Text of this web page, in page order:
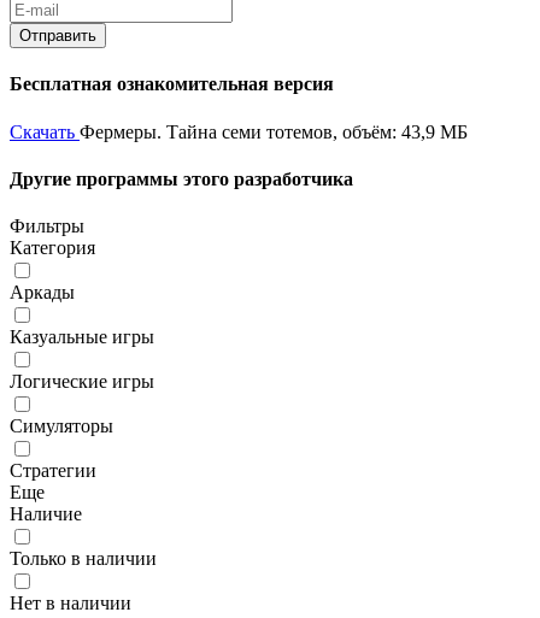
Бесплатная ознакомительная версия
Скачать Фермеры. Тайна семи тотемов, объём: 43,9 МБ
Другие программы этого разработчика
Фильтры
Категория
Аркады
Казуальные игры
Логические игры
Симуляторы
Стратегии
Еще
Наличие
Только в наличии
Нет в наличии